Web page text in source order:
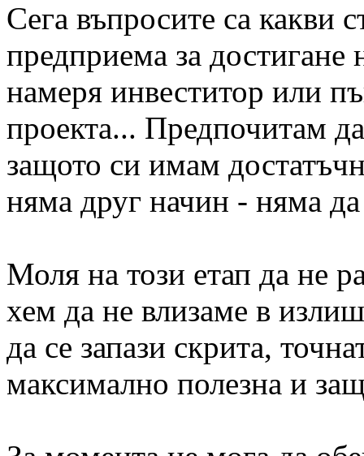
Сега въпросите са какви
предприема за достигане
намеря инвеститор или
проекта... Предпочитам
защото си имам
няма друг начин - няма
Моля на този етап да не
хем да не влизаме в
да се запази скрита,
максимално полезна и